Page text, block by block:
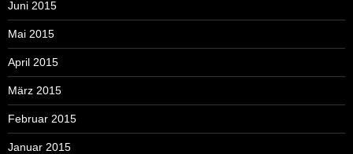
Juni 2015
Mai 2015
April 2015
März 2015
Februar 2015
Januar 2015